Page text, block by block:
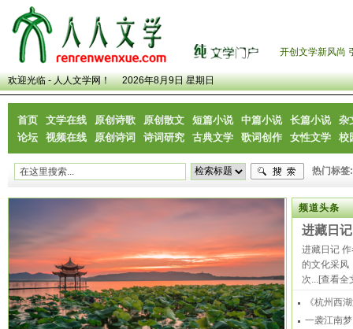
开创文学新风尚
欢迎光临 - 人人文学网！ 2026年8月9日 星期日
首页 文学在线 原创诗歌 原创散文 短篇小说 中篇小说 长篇小说
杂
论坛
视频在线 原创诗词 诗词研究 古典文学 歌词创作 女性文学 校
热门标签:
频道头条
进藏日
进藏日记
的文化采风
次...[查看全
《杭州西
一袭江南